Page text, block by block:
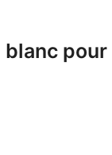
blanc pour